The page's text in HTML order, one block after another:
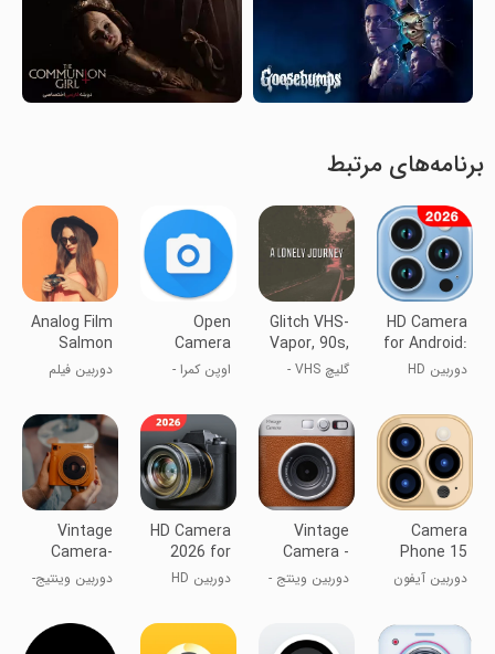
برنامه‌های مرتبط
HD Camera
for Android:
XCamera
دوربین HD
XCamera
Glitch VHS-
Vapor, 90s,
Retro
گلیچ VHS -
Open
Camera
اوپن کمرا -
Analog Film
Salmon
Camera-
Phot
دوربین فیلم
عکس
Camera
Phone 15
دوربین آیفون
Vintage
Camera -
Snap Film
90s
دوربین وینتج -
HD Camera
2026 for
Android
دوربین HD
Vintage
Camera-
Retro,
Editor
دوربین وینتیج-